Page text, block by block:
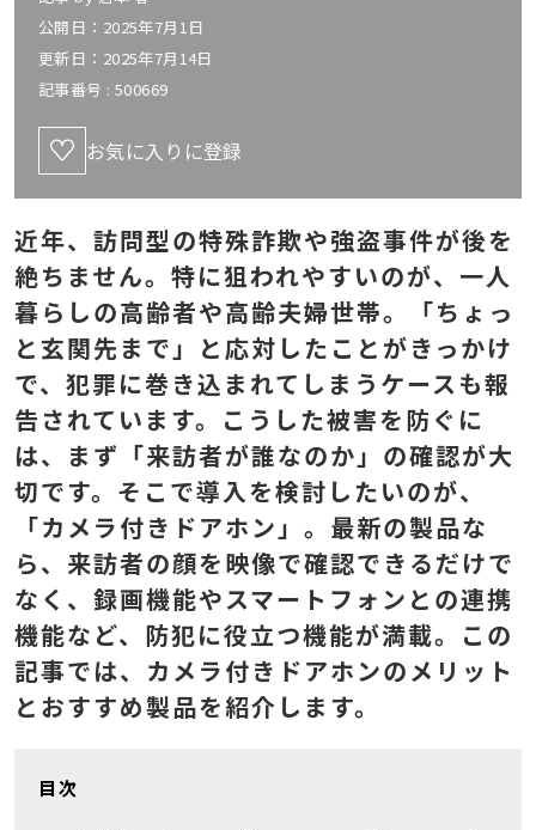
公開日：2025年7月1日
更新日：2025年7月14日
記事番号 : 500669
お気に入りに登録
近年、訪問型の特殊詐欺や強盗事件が後を
絶ちません。特に狙われやすいのが、一人
暮らしの高齢者や高齢夫婦世帯。「ちょっ
と玄関先まで」と応対したことがきっかけ
で、犯罪に巻き込まれてしまうケースも報
告されています。こうした被害を防ぐに
は、まず「来訪者が誰なのか」の確認が大
切です。そこで導入を検討したいのが、
「カメラ付きドアホン」。最新の製品な
ら、来訪者の顔を映像で確認できるだけで
なく、録画機能やスマートフォンとの連携
機能など、防犯に役立つ機能が満載。この
記事では、カメラ付きドアホンのメリット
とおすすめ製品を紹介します。
目次